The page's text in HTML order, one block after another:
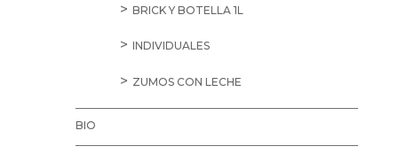
BRICK Y BOTELLA 1L
INDIVIDUALES
ZUMOS CON LECHE
BIO